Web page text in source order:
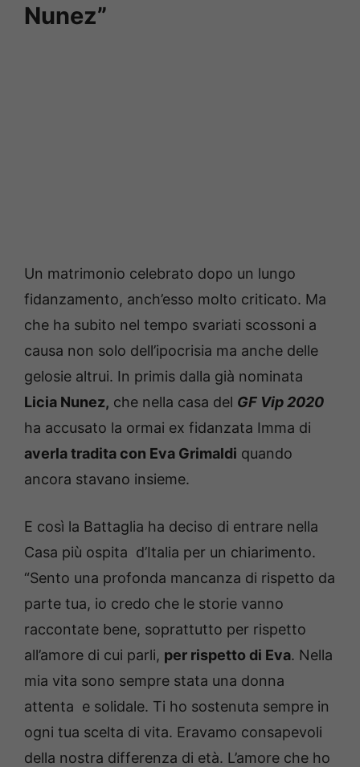
Nunez”
Un matrimonio celebrato dopo un lungo
fidanzamento, anch’esso molto criticato. Ma
che ha subito nel tempo svariati scossoni a
causa non solo dell’ipocrisia ma anche delle
gelosie altrui. In primis dalla già nominata
Licia Nunez, che nella casa del GF Vip 2020
ha accusato la ormai ex fidanzata Imma di
averla tradita con Eva Grimaldi quando
ancora stavano insieme.
E così la Battaglia ha deciso di entrare nella
Casa più ospita d’Italia per un chiarimento.
“Sento una profonda mancanza di rispetto da
parte tua, io credo che le storie vanno
raccontate bene, soprattutto per rispetto
all’amore di cui parli, per rispetto di Eva. Nella
mia vita sono sempre stata una donna
attenta e solidale. Ti ho sostenuta sempre in
ogni tua scelta di vita. Eravamo consapevoli
della nostra differenza di età. L’amore che ho